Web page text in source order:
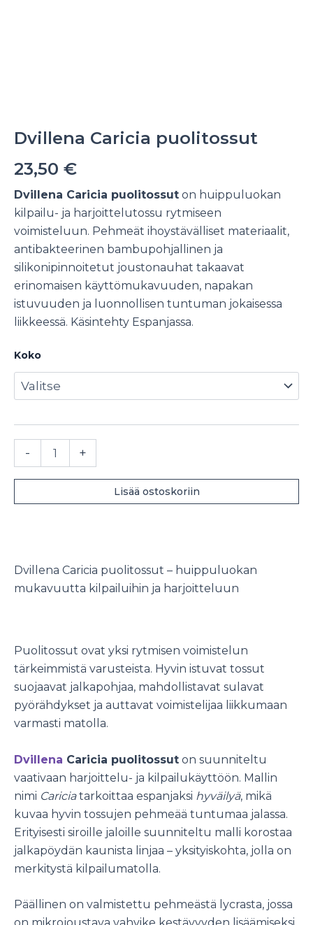
Dvillena Caricia puolitossut
23,50 €
Dvillena Caricia puolitossut on huippuluokan
kilpailu- ja harjoittelutossu rytmiseen
voimisteluun. Pehmeät ihoystävälliset materiaalit,
antibakteerinen bambupohjallinen ja
silikonipinnoitetut joustonauhat takaavat
erinomaisen käyttömukavuuden, napakan
istuvuuden ja luonnollisen tuntuman jokaisessa
liikkeessä. Käsintehty Espanjassa.
Koko
- +
Lisää ostoskoriin
Dvillena Caricia puolitossut – huippuluokan
mukavuutta kilpailuihin ja harjoitteluun
Puolitossut ovat yksi rytmisen voimistelun
tärkeimmistä varusteista. Hyvin istuvat tossut
suojaavat jalkapohjaa, mahdollistavat sulavat
pyörähdykset ja auttavat voimistelijaa liikkumaan
varmasti matolla.
Dvillena Caricia puolitossut on suunniteltu
vaativaan harjoittelu- ja kilpailukäyttöön. Mallin
nimi Cariciatarkoittaa espanjaksi hyväilyä, mikä
kuvaa hyvin tossujen pehmeää tuntumaa jalassa.
Erityisesti siroille jaloille suunniteltu malli korostaa
jalkapöydän kaunista linjaa – yksityiskohta, jolla on
merkitystä kilpailumatolla.
Päällinen on valmistettu pehmeästä lycrasta, jossa